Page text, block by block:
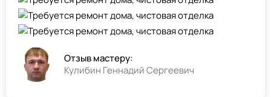
Отзыв мастеру:
Кулибин Геннадий Сергеевич